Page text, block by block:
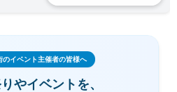
のイベント主催者の皆様へ
やイベントを、